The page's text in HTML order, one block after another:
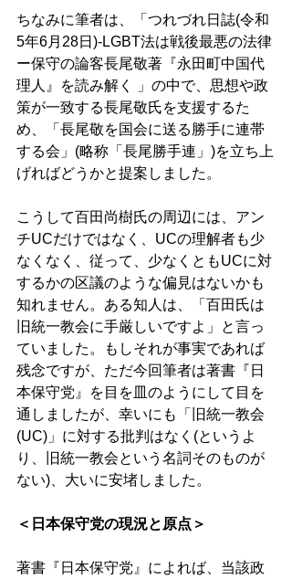
ちなみに筆者は、「つれづれ日誌(令和
5年6月28日)-LGBT法は戦後最悪の法律
ー保守の論客長尾敬著『永田町中国代
理人』を読み解く 」の中で、思想や政
策が一致する長尾敬氏を支援するた
め、「長尾敬を国会に送る勝手に連帯
する会」(略称「長尾勝手連」)を立ち上
げればどうかと提案しました。
こうして百田尚樹氏の周辺には、アン
チUCだけではなく、UCの理解者も少
なくなく、従って、少なくともUCに対
するかの区議のような偏見はないかも
知れません。ある知人は、「百田氏は
旧統一教会に手厳しいですよ」と言っ
ていました。もしそれが事実であれば
残念ですが、ただ今回筆者は著書『日
本保守党』を目を皿のようにして目を
通しましたが、幸いにも「旧統一教会
(UC)」に対する批判はなく(というよ
り、旧統一教会という名詞そのものが
ない)、大いに安堵しました。
＜日本保守党の現況と原点＞
著書『日本保守党』によれば、当該政